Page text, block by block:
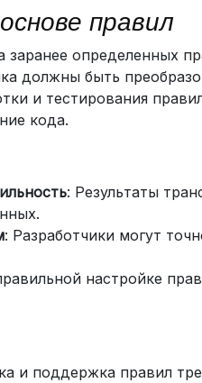
правил
заранее определенных
должны быть
и тестирования
кода.
: Результаты
: Разработчики могут
настройке
и поддержка правил